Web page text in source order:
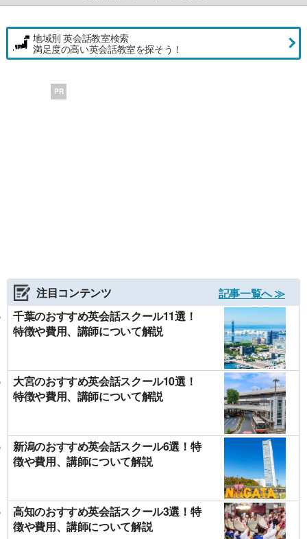
地域別 英会話教室検索
満足度の高い英会話教室を探そう！
PR
注目コンテンツ
記事一覧へ ≫
千葉のおすすめ英会話スクール11選！
特徴や費用、講師について解説
大宮のおすすめ英会話スクール10選！
特徴や費用、講師について解説
新潟のおすすめ英会話スクール6選！特
徴や費用、講師について解説
高知のおすすめ英会話スクール3選！特
徴や費用、講師について解説